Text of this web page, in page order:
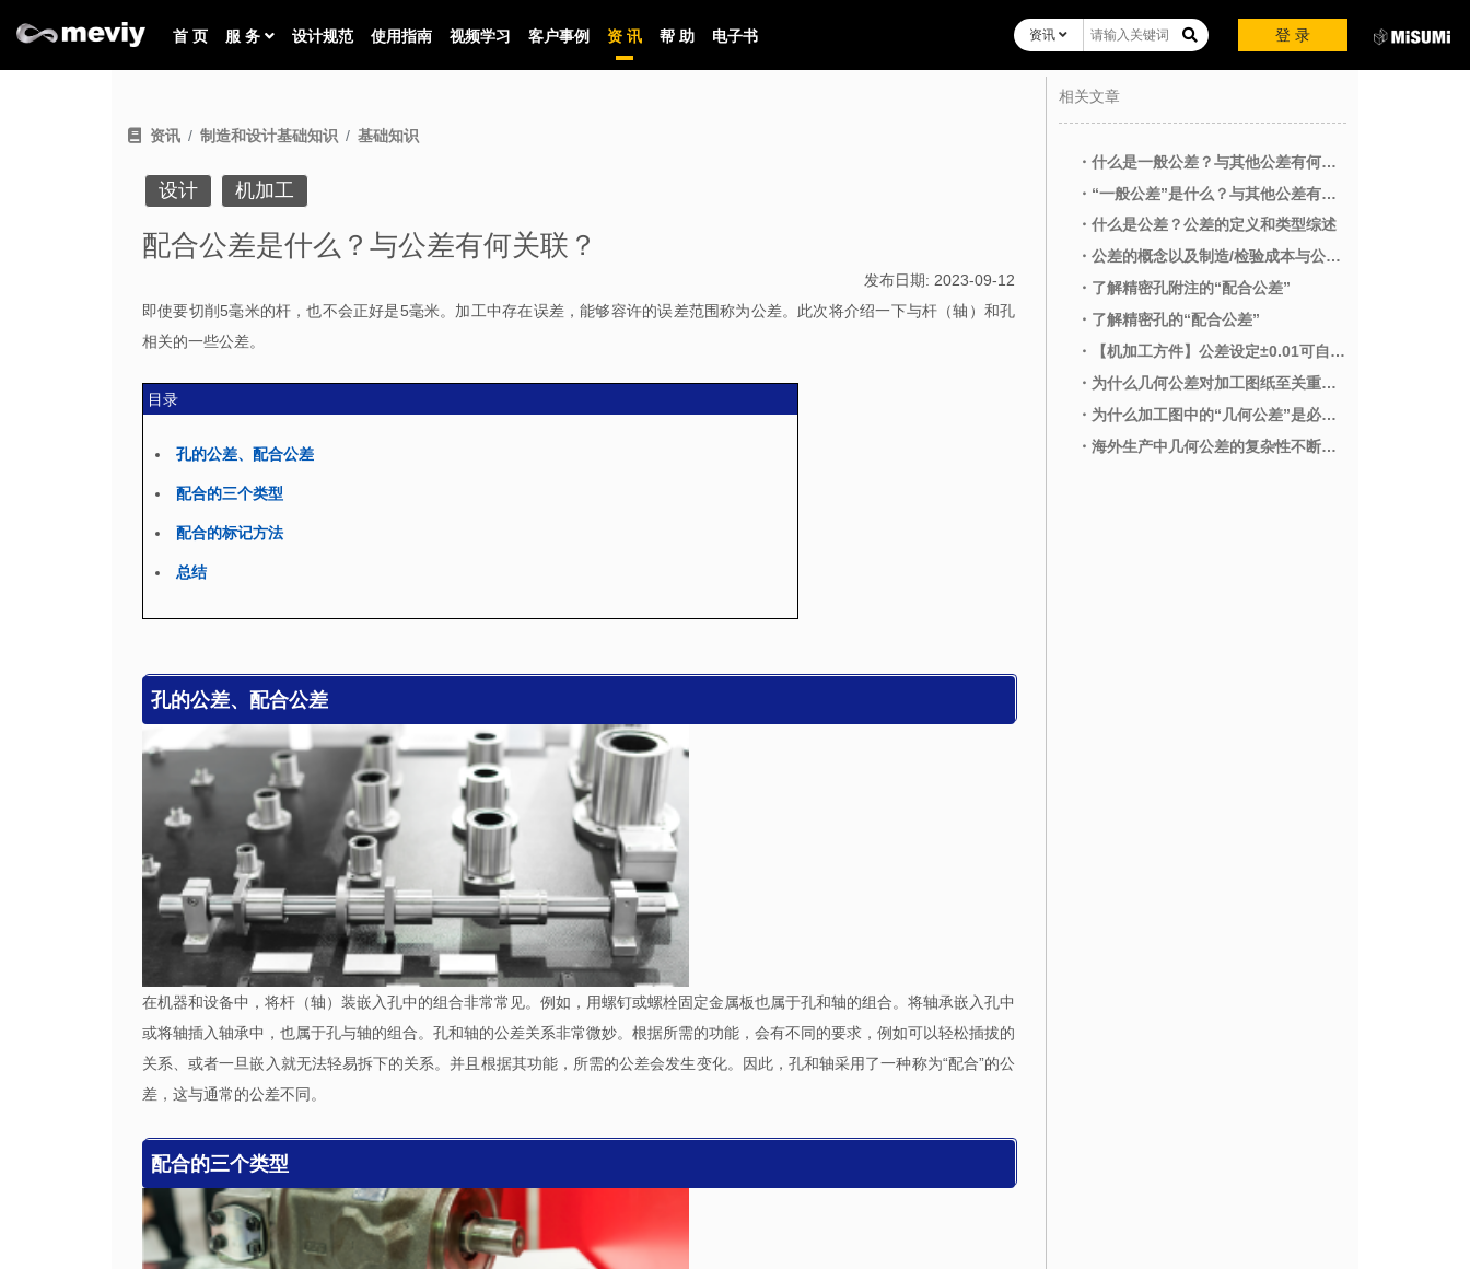
首 页 服 务 设计规范 使用指南 视频学习 客户事例 资 讯 帮 助 电子书 登 录
资讯
资讯 制造和设计基础知识 基础知识
设计 机加工
配合公差是什么？与公差有何关联？
发布日期: 2023-09-12
即使要切削5毫米的杆，也不会正好是5毫米。加工中存在误差，能够容许的误差范围称为公差。此次将介绍一下与杆（轴）和孔
相关的一些公差。
目录
孔的公差、配合公差
配合的三个类型
配合的标记方法
总结
孔的公差、配合公差
在机器和设备中，将杆（轴）装嵌入孔中的组合非常常见。例如，用螺钉或螺栓固定金属板也属于孔和轴的组合。将轴承嵌入孔中
或将轴插入轴承中，也属于孔与轴的组合。孔和轴的公差关系非常微妙。根据所需的功能，会有不同的要求，例如可以轻松插拔的
关系、或者一旦嵌入就无法轻易拆下的关系。并且根据其功能，所需的公差会发生变化。因此，孔和轴采用了一种称为“配合”的公
差，这与通常的公差不同。
配合的三个类型
相关文章
・什么是一般公差？与其他公差有何不同？
・“一般公差”是什么？与其他公差有什么区别？
・什么是公差？公差的定义和类型综述
・公差的概念以及制造/检验成本与公差之间的关系
・了解精密孔附注的“配合公差”
・了解精密孔的“配合公差”
・【机加工方件】公差设定±0.01可自动报价！
・为什么几何公差对加工图纸至关重要？
・为什么加工图中的“几何公差”是必不可少的？
・海外生产中几何公差的复杂性不断增加